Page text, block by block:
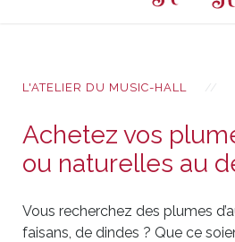
L'ATELIER DU MUSIC-HALL
Achetez vos
ou naturelles au
Vous recherchez des plumes
faisans, de dindes ? Que ce